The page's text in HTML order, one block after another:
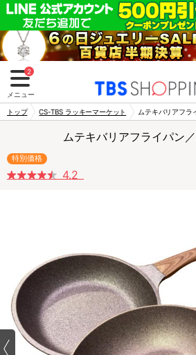
2
メニュー
トップ CS-TBS ラッキーマーケット ムテキバリアフラ
ムテキバリアフライパン
特別価格
4.2